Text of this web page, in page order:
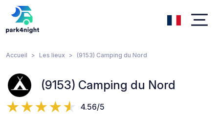
Accueil Les lieux (9153) Camping du Nord
(9153) Camping du Nord
4.56/5